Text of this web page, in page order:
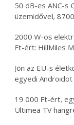
50 dB-es ANC-s
üzemidővel,
2000 W-os
Ft-ért: HillMiles
Jön az EU-s
egyedi Androidot
19 000 Ft-ért,
Ultimea TV